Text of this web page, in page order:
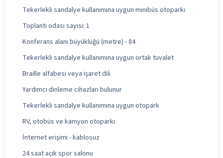
Tekerlekli sandalye kullanımına uygun minibüs otoparkı
Toplantı odası sayısı: 1
Konferans alanı büyüklüğü (metre) - 84
Tekerlekli sandalye kullanımına uygun ortak tuvalet
Braille alfabesi veya işaret dili
Yardımcı dinleme cihazları bulunur
Tekerlekli sandalye kullanımına uygun otopark
RV, otobüs ve kamyon otoparkı
İnternet erişimi - kablosuz
24 saat açık spor salonu